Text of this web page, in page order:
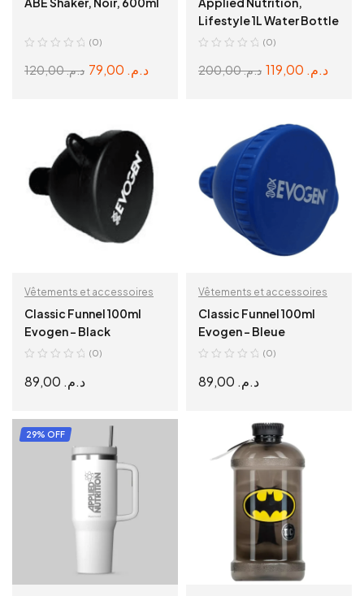
(0)
د.م.120,00 د.م.
Lifestyle 1L Water Bottle
(0)
د.م.200,00 د.م.
ADD TO CART
Vêtements et accessoires
Classic Funnel 100ml
Evogen – Black
(0)
د.م.
ADD TO CART
Vêtements et accessoires
Classic Funnel 100ml
Evogen – Bleue
(0)
د.م.
ADD TO CART
29% OFF